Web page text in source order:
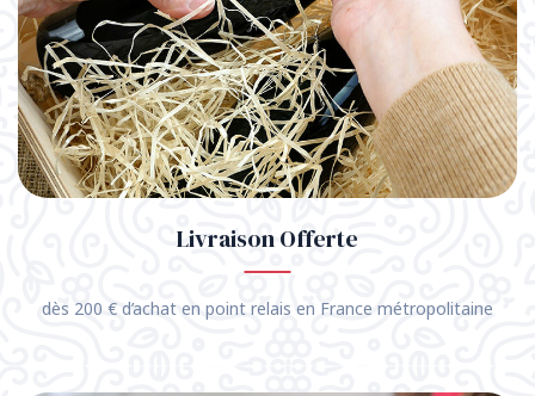
Livraison Offerte
dès 200 € d’achat en point relais en France métropolitaine